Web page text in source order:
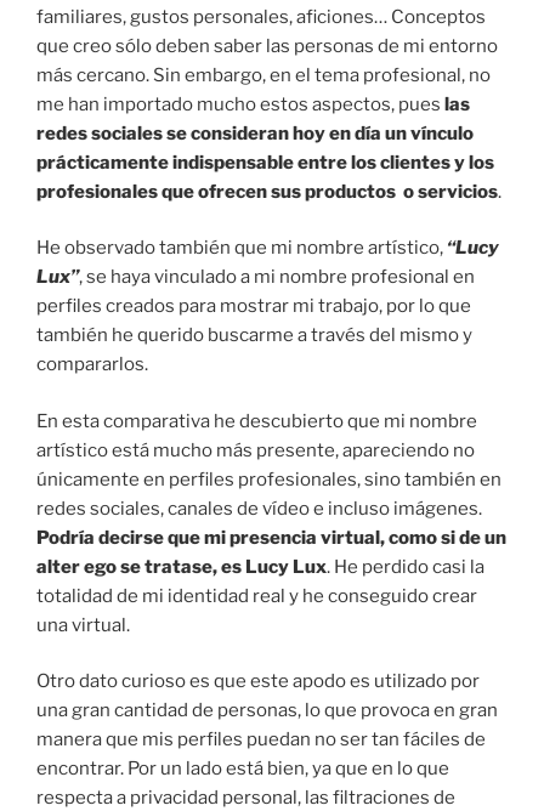
familiares, gustos personales, aficiones… Conceptos
que creo sólo deben saber las personas de mi entorno
más cercano. Sin embargo, en el tema profesional, no
me han importado mucho estos aspectos, pues las
redes sociales se consideran hoy en día un vínculo
prácticamente indispensable entre los clientes y los
profesionales que ofrecen sus productos o servicios.
He observado también que mi nombre artístico, “Lucy
Lux”, se haya vinculado a mi nombre profesional en
perfiles creados para mostrar mi trabajo, por lo que
también he querido buscarme a través del mismo y
compararlos.
En esta comparativa he descubierto que mi nombre
artístico está mucho más presente, apareciendo no
únicamente en perfiles profesionales, sino también en
redes sociales, canales de vídeo e incluso imágenes.
Podría decirse que mi presencia virtual, como si de un
alter ego se tratase, es Lucy Lux. He perdido casi la
totalidad de mi identidad real y he conseguido crear
una virtual.
Otro dato curioso es que este apodo es utilizado por
una gran cantidad de personas, lo que provoca en gran
manera que mis perfiles puedan no ser tan fáciles de
encontrar. Por un lado está bien, ya que en lo que
respecta a privacidad personal, las filtraciones de